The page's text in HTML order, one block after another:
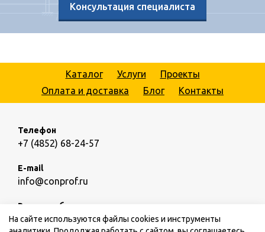
Консультация специалиста
Каталог Услуги
Проекты
Оплата и доставка
Блог Контакты
Телефон
+7 (4852) 68-24-57
E-mail
info@conprof.ru
Режим работы
пн.-пт.: 09:00 – 18:00, сб.,вс.: выходной
На сайте используются файлы cookies и инструменты